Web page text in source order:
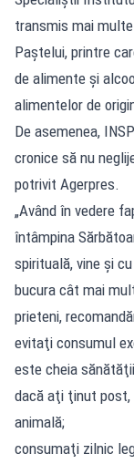
transmis mai
Paștelui, printre
de alimente şi
alimentelor de
De asemenea,
cronice să nu
potrivit Agerpres.
„Având în vedere
întâmpina
spirituală, vine şi
bucura cât mai
prieteni,
evitaţi consumul
este cheia
dacă aţi ţinut
animală;
consumaţi zilnic